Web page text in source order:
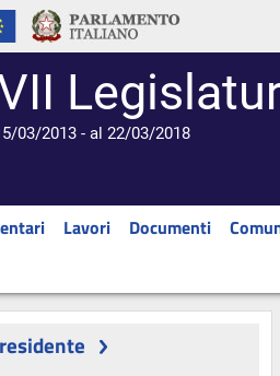
03/2013 - al 22/03/2018
Lavori Documenti